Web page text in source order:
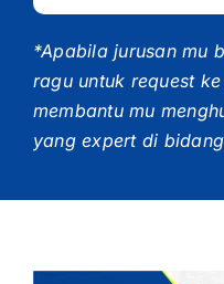
*Apabila jurusan mu
ragu untuk request
membantu mu
yang expert di